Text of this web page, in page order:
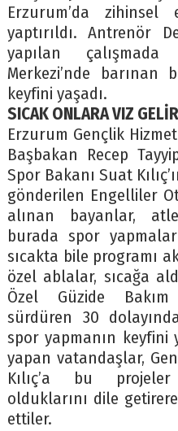
Erzurum’da
yaptırıldı. Antrenör
yapılan
Merkezi’nde barınan
keyfini yaşadı.
SICAK ONLARA VIZ GELİR
Erzurum Gençlik
Başbakan Recep
Spor Bakanı Suat
gönderilen Engelliler
alınan bayanlar,
burada spor
sıcakta bile programı
özel ablalar, sıcağa
Özel Güzide Bakım
sürdüren 30
spor yapmanın keyfini
yapan vatandaşlar,
Kılıç’a bu
olduklarını dile
ettiler.